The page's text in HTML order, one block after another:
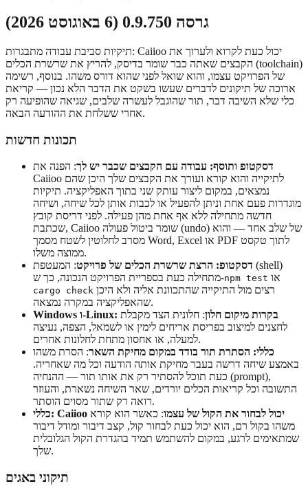
גרסה 0.9.750 (6 באוגוסט 2026)
תיקיות סביבת עבודה מתבגרות: Caiioo יכול כעת לקרוא ולערוך את
הקבצים שאתה כבר שומר בדיסק, להריץ את שרשרת הכלים (toolchain)
של הפרויקט עצמו, והוא שואל לפני שהוא דורס משהו. בנוסף, רשימה
ארוכה של תיקונים לדברים שעשו בשקט את הדבר הלא נכון — קריאת
כלי שלא השיבה דבר, תור שהוגבל לעשרה שלבים, שגיאה שהופיעה רק
אחרי ששלחת את ההודעה הבאה.
תכונות חדשות
דסקטופ ותוסף: עבודה עם הקבצים שכבר יש לך: הפנה את
Caiioo לתיקייה והוא קורא ועורך את הקבצים שלך היכן שהם
נמצאים, במקום ליצור עותק שני בתוך האפליקציה. תיקיות
מוגדרות פעם אחת וניתן להפעיל או לכבות אותן לכל שיחה, ושיחה
חדשה מתחילה ללא אף אחת מהן פעילה. לפני דריסת קובץ
שכתבת, Caiioo שומר ביטול פעולה (undo) של שלב אחד — והוא
מסרב לחלוטין לשטח מסמך Word, Excel או PDF לתוך טקסט
ממוצה משלו.
דסקטופ: הרצת שרשרת הכלים של פרויקט: המעטפת (shell)
מתחילה כעת בספריית הפרויקט הנכונה, כך ש-npm test או
cargo check
שהאפליקציה במקרה נמצאה.
Windows ו-Linux: בקרות מיקום חלון: חלונית הצד מקבלת
לחצנים למיצוב בפריסת אריחים לימין או לשמאל, הצפה, נעיצה
למעלה, או אחסון מתחת לחלונות אחרים.
כללי: הסתרת תור בודד במקום מחיקת השאר: הסרת משהו
באמצע שיחה דרשה בעבר מחיקת אותה הודעה וכל מה שאחריה.
כעת תוכל להסתיר רק את אותו תור — ההנחיה (prompt),
התשובה וכל קריאות הכלים יורדים, שאר השיחה נשארת, והעוזר
רואה רק שתור מסוים הוסתר.
כללי: Caiioo יכול לבחור את הקול של עצמו: כאשר הוא קורא
משהו בקול רם, הוא יכול כעת לבחור קול, קצב דיבור ומודל דיבור
שמתאימים לרגע, במקום להשתמש תמיד בהגדרת הקול הגלובלית
שלך.
תיקוני באגים